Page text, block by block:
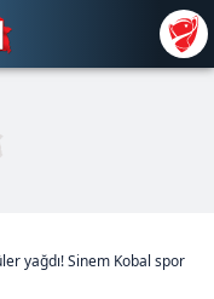
yağdı! Sinem Kobal spor